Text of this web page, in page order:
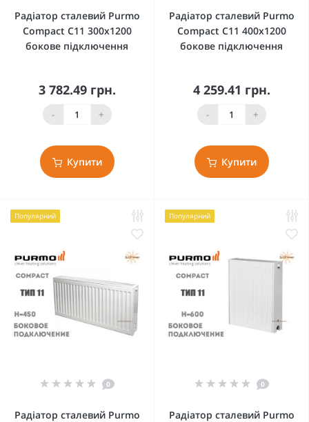
Радіатор сталевий Purmo
Compact C11 300x1200
бокове підключення
3 782.49 грн.
- +
Купити
Радіатор сталевий Purmo
Compact C11 400x1200
бокове підключення
4 259.41 грн.
- +
Купити
Популярний
0
Радіатор сталевий Purmo
Популярний
0
Радіатор сталевий Purmo